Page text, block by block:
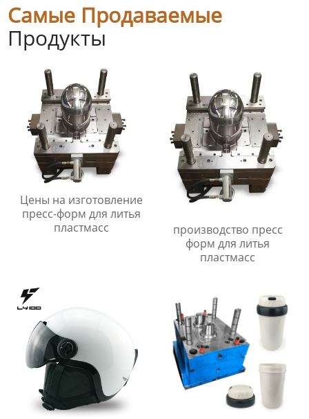
Самые Продаваемые
Продукты
Цены на изготовление
пресс-форм для литья
пластмасс
производство пресс
форм для литья
пластмасс